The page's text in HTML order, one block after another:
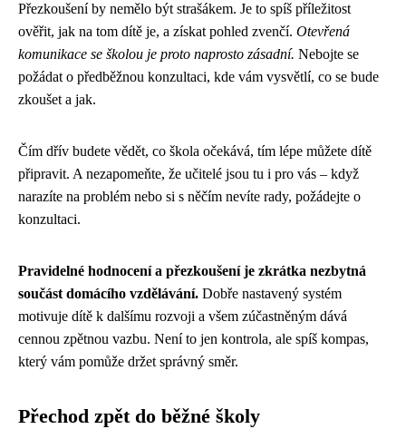
Přezkoušení by nemělo být strašákem. Je to spíš příležitost
ověřit, jak na tom dítě je, a získat pohled zvenčí. Otevřená
komunikace se školou je proto naprosto zásadní. Nebojte se
požádat o předběžnou konzultaci, kde vám vysvětlí, co se bude
zkoušet a jak.
Čím dřív budete vědět, co škola očekává, tím lépe můžete dítě
připravit. A nezapomeňte, že učitelé jsou tu i pro vás – když
narazíte na problém nebo si s něčím nevíte rady, požádejte o
konzultaci.
Pravidelné hodnocení a přezkoušení je zkrátka nezbytná
součást domácího vzdělávání. Dobře nastavený systém
motivuje dítě k dalšímu rozvoji a všem zúčastněným dává
cennou zpětnou vazbu. Není to jen kontrola, ale spíš kompas,
který vám pomůže držet správný směr.
Přechod zpět do běžné školy